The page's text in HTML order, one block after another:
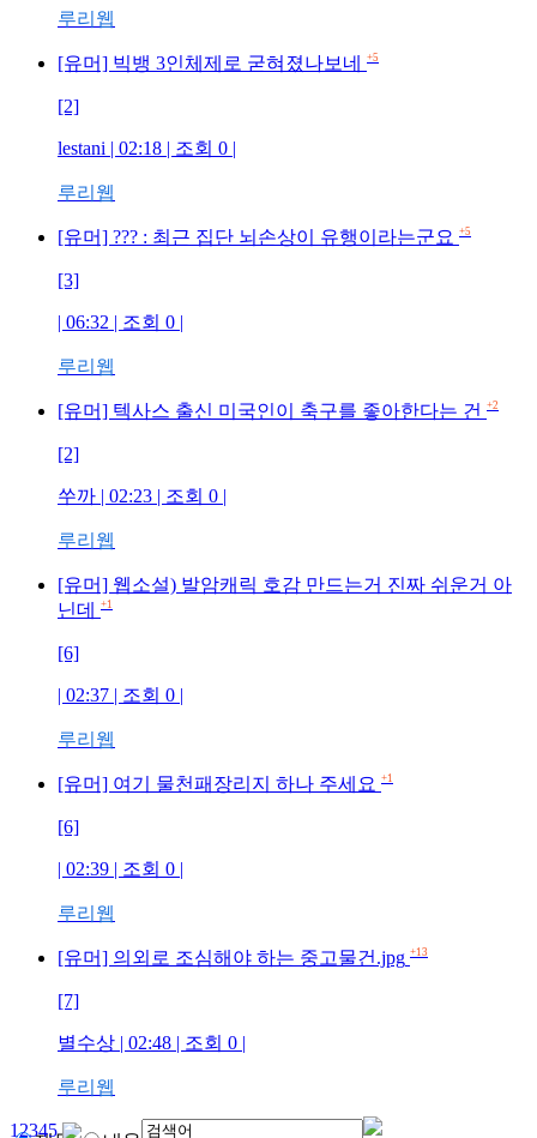
루리웹
[유머] 빅뱅 3인체제로 굳혀졌나보네 +5
[2]
lestani | 02:18 | 조회 0 |
루리웹
[유머] ??? : 최근 집단 뇌손상이 유행이라는군요 +5
[3]
| 06:32 | 조회 0 |
루리웹
[유머] 텍사스 출신 미국인이 축구를 좋아한다는 건 +2
[2]
쑤까 | 02:23 | 조회 0 |
루리웹
[유머] 웹소설) 발암캐릭 호감 만드는거 진짜 쉬운거 아
닌데
+1
[6]
| 02:37 | 조회 0 |
루리웹
[유머] 여기 물천패장리지 하나 주세요 +1
[6]
| 02:39 | 조회 0 |
루리웹
[유머] 의외로 조심해야 하는 중고물건.jpg +13
[7]
별수상 | 02:48 | 조회 0 |
루리웹
12345